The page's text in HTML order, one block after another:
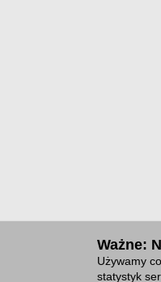
Ważne:
Używamy
statystyk